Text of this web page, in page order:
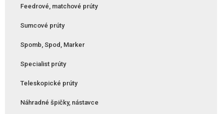
Feedrové, matchové prúty
Sumcové prúty
Spomb, Spod, Marker
Specialist prúty
Teleskopické prúty
Náhradné špičky, nástavce